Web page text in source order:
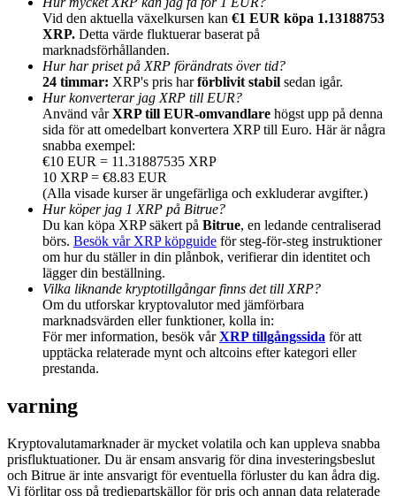
Hänvisning
Bjud in en vän för att få kontantbelöningar
Deposit CASHCAT & Win
Deposit CASHCAT & Win
Share 500000 CASHCAT prize pool
Vid den aktuella växelkursen kan €1 EUR köpa 1.13188753
XRP. Detta värde fluktuerar baserat på
marknadsförhållanden.
Hur har priset på XRP förändrats över tid?
24 timmar: XRP's pris harförblivit stabil sedan igår.
Hur konverterar jag XRP till EUR?
Använd vårXRP till EUR-omvandlare högst upp på denna
sida för att omedelbart konvertera XRP till Euro. Här är några
snabba exempel:
€10 EUR = 11.31887535 XRP
10 XRP = €8.83 EUR
(Alla visade kurser är ungefärliga och exkluderar avgifter.)
Hur köper jag 1 XRP på Bitrue?
Du kan köpa XRP säkert på Bitrue, en ledande centraliserad
börs. Besök vår XRP köpguide för steg-för-steg instruktioner
om hur du ställer in din plånbok, verifierar din identitet och
lägger din beställning.
Vilka liknande kryptotillgångar finns det till XRP?
Om du utforskar kryptovalutor med jämförbara
marknadsvärden eller funktioner, kolla in:
För mer information, besök vårXRP tillgångssida för att
upptäcka relaterade mynt och altcoins efter kategori eller
prestanda.
varning
Kryptovalutamarknader är mycket volatila och kan uppleva snabba
prisfluktuationer. Du är ensam ansvarig för dina investeringsbeslut
och Bitrue är inte ansvarigt för eventuella förluster du kan ådra dig.
Vi förlitar oss på tredjepartskällor för pris och annan data relaterade